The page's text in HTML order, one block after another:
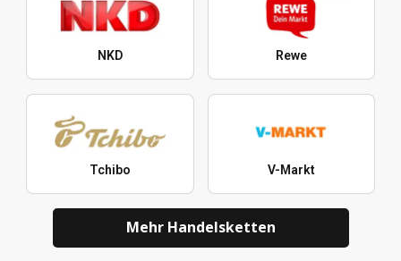
NKD Rewe
Tchibo V-Markt
Mehr Handelsketten